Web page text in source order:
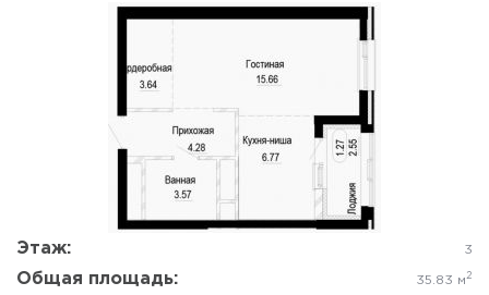
Этаж: 3
Общая площадь: 35.83 м 2
Отмена